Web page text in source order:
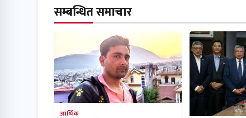
सम्बन्धित समाचार
आर्थिक